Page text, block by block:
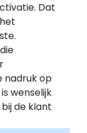
Dat
nadruk op
wenselijk
de klant